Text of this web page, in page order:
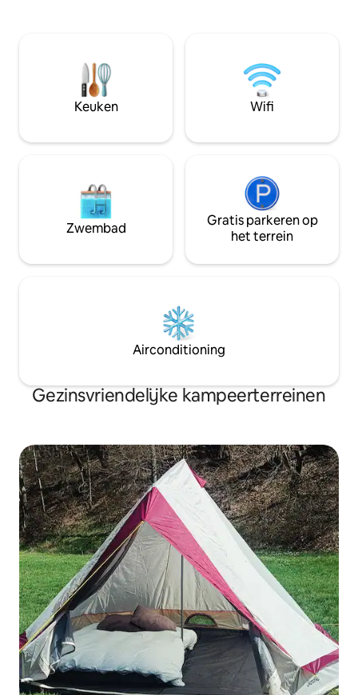
emoties... je komt er verjongd uit!
eieren. Je kunt
zwembad en
adembenemend
op het meer.
Keuken Wifi
Zwembad
Gratis parkeren op
het terrein
Airconditioning
Gezinsvriendelijke kampeerterreinen